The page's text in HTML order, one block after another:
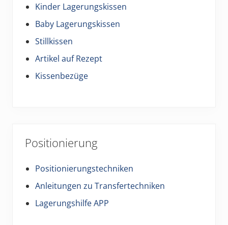
Kinder Lagerungskissen
Baby Lagerungskissen
Stillkissen
Artikel auf Rezept
Kissenbezüge
Positionierung
Positionierungstechniken
Anleitungen zu Transfertechniken
Lagerungshilfe APP